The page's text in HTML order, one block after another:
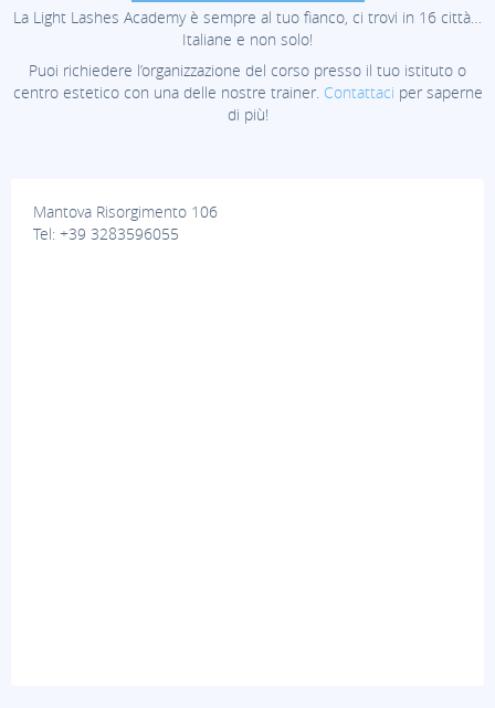
La Light Lashes Academy è sempre al tuo fianco, ci trovi in 16 città…
Italiane e non solo!
Puoi richiedere l’organizzazione del corso presso il tuo istituto o
centro estetico con una delle nostre trainer. Contattaci per saperne
di più!
Mantova Risorgimento 106
Tel: +39 3283596055